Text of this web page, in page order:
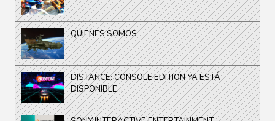
QUIENES SOMOS
DISTANCE: CONSOLE EDITION YA ESTÁ
DISPONIBLE...